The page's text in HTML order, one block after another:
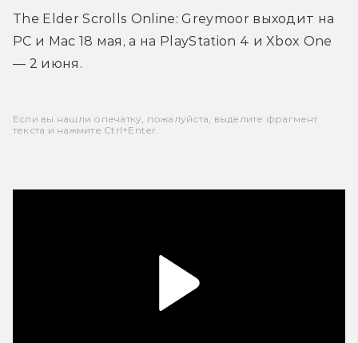
The Elder Scrolls Online: Greymoor выходит на
PC и Mac 18 мая, а на PlayStation 4 и Xbox One
— 2 июня.
Если вы нашли опечатку, пожалуйста, выделите фрагмент
текста и нажмите Ctrl+Enter.